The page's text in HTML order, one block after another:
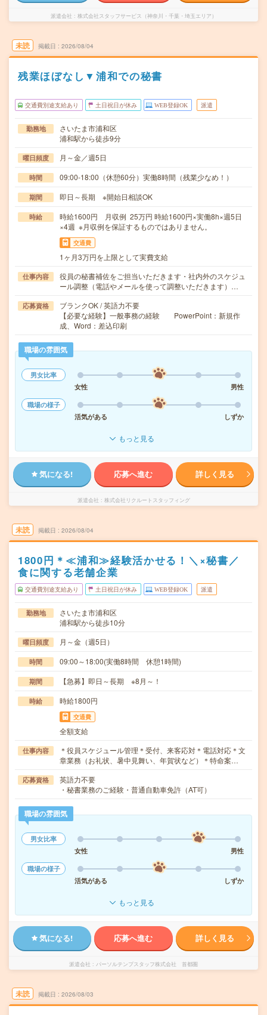
派遣会社 株式会社スタッフサービス（神奈川・千葉・埼玉エリア）
未読 掲載日 2026/08/04
残業ほぼなし▼浦和での秘書
交通費別途支給あり 土日祝日が休み WEB登録OK 派遣
勤務地
さいたま市浦和区
浦和駅から徒歩9分
曜日頻度 月～金／週5日
時間 09:00-18:00（休憩60分）実働8時間（残業少なめ！）
期間 即日～長期 ※開始日相談OK
時給
時給1600円 月収例 25万円 時給1600円×実働8h×週5日
×4週 ※月収例を保証するものではありません。
交通費
1ヶ月3万円を上限として実費支給
仕事内容
役員の秘書補佐をご担当いただきます・社内外のスケジュ
ール調整（電話やメールを使って調整いただきます）…
応募資格
ブランクOK / 英語力不要
【必要な経験】一般事務の経験 PowerPoint：新規作
成、Word：差込印刷
職場の雰囲気
男女比率
女性
男性
職場の様子
活気がある
しずか
もっと見る
気になる! 応募へ進む 詳しく見る
派遣会社 株式会社リクルートスタッフィング
未読 掲載日 2026/08/04
1800円＊≪浦和≫経験活かせる！＼×秘書／
食に関する老舗企業
交通費別途支給あり 土日祝日が休み WEB登録OK 派遣
勤務地
さいたま市浦和区
浦和駅から徒歩10分
曜日頻度 月～金（週5日）
時間 09:00～18:00(実働8時間 休憩1時間)
期間 【急募】即日～長期 ※8月～！
時給 時給1800円
交通費
全額支給
仕事内容
＊役員スケジュール管理＊受付、来客応対＊電話対応＊文
章業務（お礼状、暑中見舞い、年賀状など）＊特命案…
応募資格
英語力不要
・秘書業務のご経験・普通自動車免許（AT可）
職場の雰囲気
男女比率
女性
男性
職場の様子
活気がある
しずか
もっと見る
気になる! 応募へ進む 詳しく見る
派遣会社 パーソルテンプスタッフ株式会社 首都圏
未読 掲載日 2026/08/03